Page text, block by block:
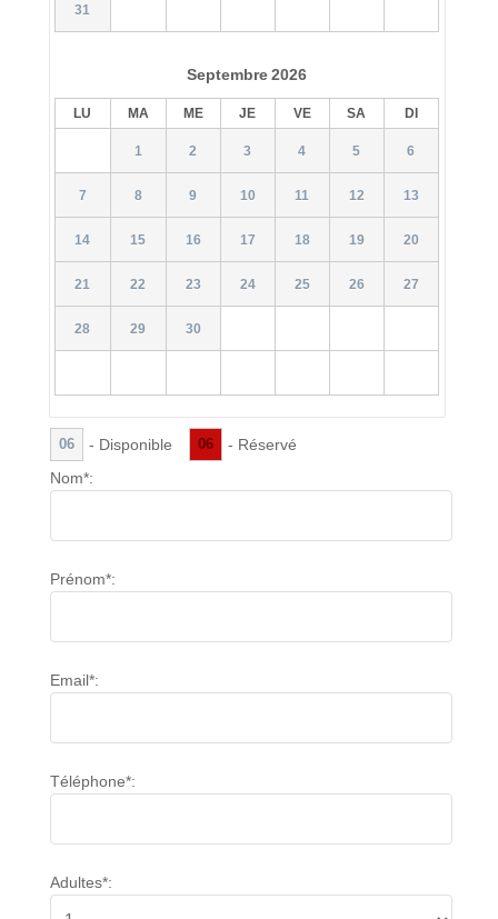
31
Septembre 2026
LU MA ME JE VE SA DI
1 2 3 4 5 6
7 8 9 10 11 12 13
14 15 16 17 18 19 20
21 22 23 24 25 26 27
28 29 30
06 - Disponible 06
- Réservé
Nom*:
Prénom*:
Email*:
Téléphone*:
Adultes*: